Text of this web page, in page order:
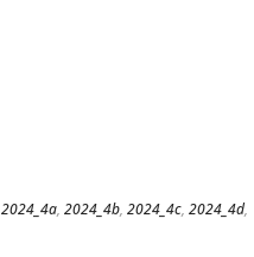
2024_4a, 2024_4b, 2024_4c, 2024_4d,